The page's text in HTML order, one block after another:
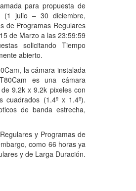
para propuesta de
(1 julio – 30 diciembre,
de Programas Regulares
de Marzo a las 23:59:59
solicitando Tiempo
abierto.
la cámara instalada
es una cámara
9.2k x 9.2k pixeles con
(1.4º x 1.4º).
de banda estrecha,
y Programas de
como 66 horas ya
y de Larga Duración.